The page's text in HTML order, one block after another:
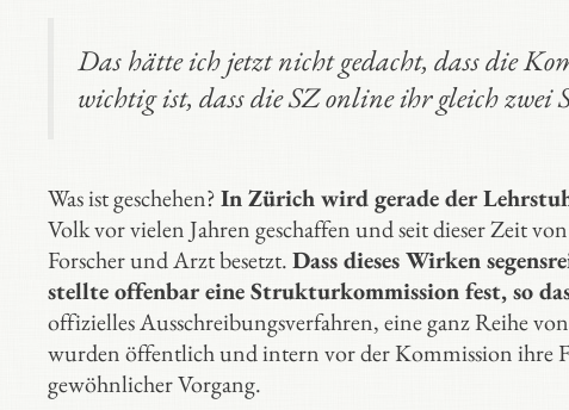
Das hätte ich jetzt nicht gedacht, dass die
wichtig ist, dass die SZ online ihr gleich zwei
Was ist geschehen?In Zürich wird gerade der
Volk vor vielen Jahren geschaffen und seit dieser Zeit
Forscher und Arzt besetzt.Dass dieses Wirken
stellte offenbar eine Strukturkommission fest, so
offizielles Ausschreibungsverfahren, eine ganz Reihe
wurden öffentlich und intern vor der Kommission ihre
gewöhnlicher Vorgang.